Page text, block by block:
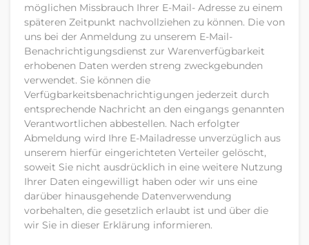
möglichen Missbrauch Ihrer E-Mail- Adresse zu einem
späteren Zeitpunkt nachvollziehen zu können. Die von
uns bei der Anmeldung zu unserem E-Mail-
Benachrichtigungsdienst zur Warenverfügbarkeit
erhobenen Daten werden streng zweckgebunden
verwendet. Sie können die
Verfügbarkeitsbenachrichtigungen jederzeit durch
entsprechende Nachricht an den eingangs genannten
Verantwortlichen abbestellen. Nach erfolgter
Abmeldung wird Ihre E-Mailadresse unverzüglich aus
unserem hierfür eingerichteten Verteiler gelöscht,
soweit Sie nicht ausdrücklich in eine weitere Nutzung
Ihrer Daten eingewilligt haben oder wir uns eine
darüber hinausgehende Datenverwendung
vorbehalten, die gesetzlich erlaubt ist und über die
wir Sie in dieser Erklärung informieren.